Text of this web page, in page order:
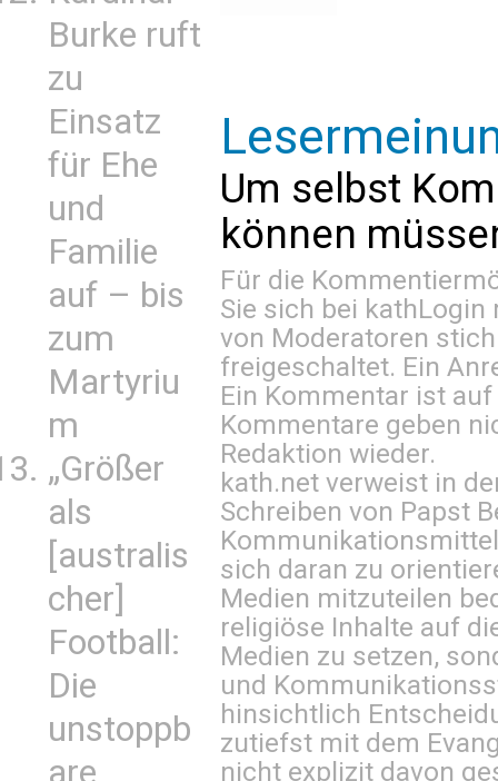
Burke ruft
zu
Einsatz
für Ehe
und
Familie
auf – bis
zum
Martyriu
m
„Größer
als
[australis
cher]
Football:
Die
unstoppb
are
Um selbst
können
Für die
Sie sich bei kathLogin
von Moderatoren
freigeschaltet. Ein
Ein Kommentar ist
Kommentare geben
Redaktion wieder.
kath.net verweist in
Schreiben von Papst
sich daran zu
Medien mitzuteilen
religiöse Inhalte auf
Medien zu setzen,
und
hinsichtlich
zutiefst mit dem
nicht explizit davon